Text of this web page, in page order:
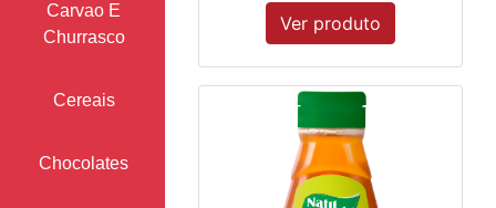
Carvao E
Churrasco
Cereais
Chocolates
Ver produto